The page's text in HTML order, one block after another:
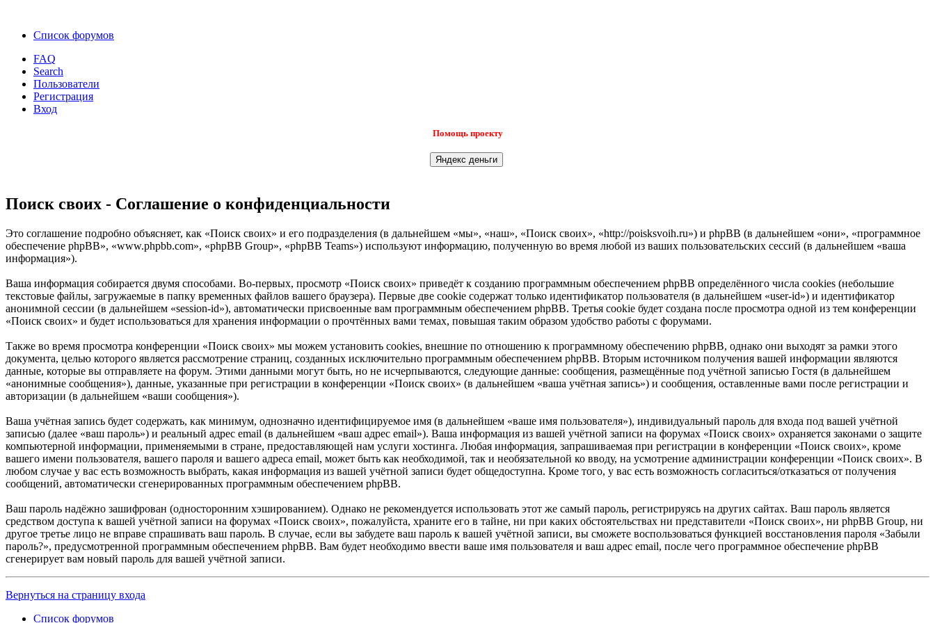
Список форумов
FAQ
Search
Пользователи
Регистрация
Вход
Помощь проекту
Поиск своих - Соглашение о конфиденциальности
Это соглашение подробно объясняет, как «Поиск своих» и его подразделения (в дальнейшем «мы», «наш», «Поиск своих», «http://poisksvoih.ru») и phpBB (в дальнейшем «они», «программное
обеспечение phpBB», «www.phpbb.com», «phpBB Group», «phpBB Teams») используют информацию, полученную во время любой из ваших пользовательских сессий (в дальнейшем «ваша
информация»).
Ваша информация собирается двумя способами. Во-первых, просмотр «Поиск своих» приведёт к созданию программным обеспечением phpBB определённого числа cookies (небольшие
текстовые файлы, загружаемые в папку временных файлов вашего браузера). Первые две cookie содержат только идентификатор пользователя (в дальнейшем «user-id») и идентификатор
анонимной сессии (в дальнейшем «session-id»), автоматически присвоенные вам программным обеспечением phpBB. Третья cookie будет создана после просмотра одной из тем конференции
«Поиск своих» и будет использоваться для хранения информации о прочтённых вами темах, повышая таким образом удобство работы с форумами.
Также во время просмотра конференции «Поиск своих» мы можем установить cookies, внешние по отношению к программному обеспечению phpBB, однако они выходят за рамки этого
документа, целью которого является рассмотрение страниц, созданных исключительно программным обеспечением phpBB. Вторым источником получения вашей информации являются
данные, которые вы отправляете на форум. Этими данными могут быть, но не исчерпываются, следующие данные: сообщения, размещённые под учётной записью Гостя (в дальнейшем
«анонимные сообщения»), данные, указанные при регистрации в конференции «Поиск своих» (в дальнейшем «ваша учётная запись») и сообщения, оставленные вами после регистрации и
авторизации (в дальнейшем «ваши сообщения»).
Ваша учётная запись будет содержать, как минимум, однозначно идентифицируемое имя (в дальнейшем «ваше имя пользователя»), индивидуальный пароль для входа под вашей учётной
записью (далее «ваш пароль») и реальный адрес email (в дальнейшем «ваш адрес email»). Ваша информация из вашей учётной записи на форумах «Поиск своих» охраняется законами о защите
компьютерной информации, применяемыми в стране, предоставляющей нам услуги хостинга. Любая информация, запрашиваемая при регистрации в конференции «Поиск своих», кроме
вашего имени пользователя, вашего пароля и вашего адреса email, может быть как необходимой, так и необязательной ко вводу, на усмотрение администрации конференции «Поиск своих». В
любом случае у вас есть возможность выбрать, какая информация из вашей учётной записи будет общедоступна. Кроме того, у вас есть возможность согласиться/отказаться от получения
сообщений, автоматически сгенерированных программным обеспечением phpBB.
Ваш пароль надёжно зашифрован (односторонним хэшированием). Однако не рекомендуется использовать этот же самый пароль, регистрируясь на других сайтах. Ваш пароль является
средством доступа к вашей учётной записи на форумах «Поиск своих», пожалуйста, храните его в тайне, ни при каких обстоятельствах ни представители «Поиск своих», ни phpBB Group, ни
другое третье лицо не вправе спрашивать ваш пароль. В случае, если вы забудете ваш пароль к вашей учётной записи, вы сможете воспользоваться функцией восстановления пароля «Забыли
пароль?», предусмотренной программным обеспечением phpBB. Вам будет необходимо ввести ваше имя пользователя и ваш адрес email, после чего программное обеспечение phpBB
сгенерирует вам новый пароль для вашей учётной записи.
Вернуться на страницу входа
Список форумов